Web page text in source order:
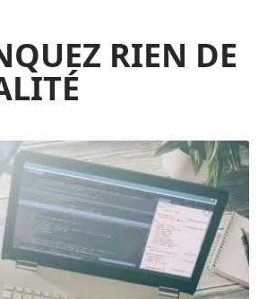
RIEN DE